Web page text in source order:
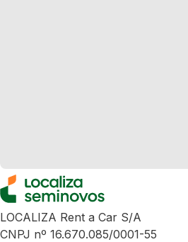
LOCALIZA Rent a Car S/A
CNPJ nº 16.670.085/0001-55